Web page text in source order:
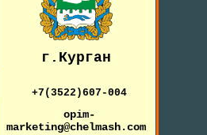
г.Курган
+7(3522)607-004
opim-
marketing@chelmash.com